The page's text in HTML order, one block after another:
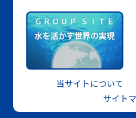
当サイトについて
サイト